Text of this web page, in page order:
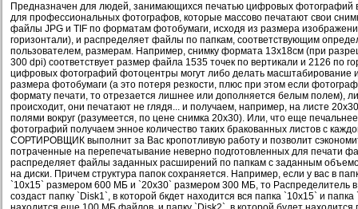
Предназначен для людей, занимающихся печатью цифровых фотографий
для профессиональных фотографов, которые массово печатают свои
файлы JPG и TIF по форматам фотобумаги, исходя из размера
горизонтали), и распределяет файлы по папкам, соответствующим
пользователем, размерам. Например, снимку формата 13х18см (при
300 dpi) соответствует размер файла 1535 точек по вертикали и 2126 по
цифровых фотографий фотоцентры могут либо делать масштабирование
размера фотобумаги (а это потеря резкости, плюс при этом если
формату печати, то отрезается лишнее или дополняется белым полем),
происходит, они печатают не глядя... и получаем, например, на листе
полями вокруг (разумеется, по цене снимка 20х30). Или, что еще
фотографий получаем энное количество таких бракованных листов с
СОРТИРОВЩИК выполнит за Вас кропотливую работу и позволит
потраченные на перепечатывание неверно подготовленных для
распределяет файлы заданных расширений по папкам с заданным
на диски. Причем структура папок сохраняется. Например, если у вас в
`10х15` размером 600 МБ и `20х30` размером 300 МБ, то Распределитель
создаст папку `Disk1`, в которой бкдет находится вся папка `10х15` и